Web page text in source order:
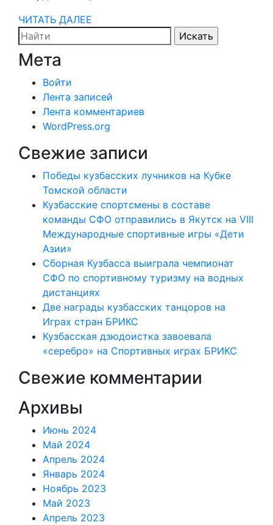
ЧИТАТЬ ДАЛЕЕ
Search
for:
Мета
Войти
Лента записей
Лента комментариев
WordPress.org
Свежие записи
Победы кузбасских лучников на Кубке
Томской области
Кузбасские спортсмены в составе
команды СФО отправились в Якутск на VIII
Международные спортивные игры «Дети
Азии»
Сборная Кузбасса выиграла чемпионат
СФО по спортивному туризму на водных
дистанциях
Две награды кузбасских танцоров на
Играх стран БРИКС
Кузбасская дзюдоистка завоевала
«серебро» на Спортивных играх БРИКС
Свежие комментарии
Архивы
Июнь 2024
Май 2024
Апрель 2024
Январь 2024
Ноябрь 2023
Май 2023
Апрель 2023